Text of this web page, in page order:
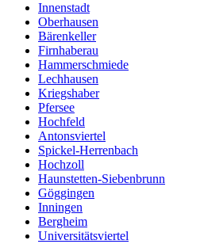
Innenstadt
Oberhausen
Bärenkeller
Firnhaberau
Hammerschmiede
Lechhausen
Kriegshaber
Pfersee
Hochfeld
Antonsviertel
Spickel-Herrenbach
Hochzoll
Haunstetten-Siebenbrunn
Göggingen
Inningen
Bergheim
Universitätsviertel